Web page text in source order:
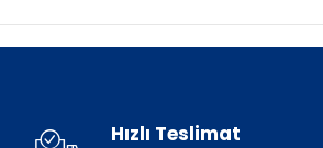
Hızlı Teslimat